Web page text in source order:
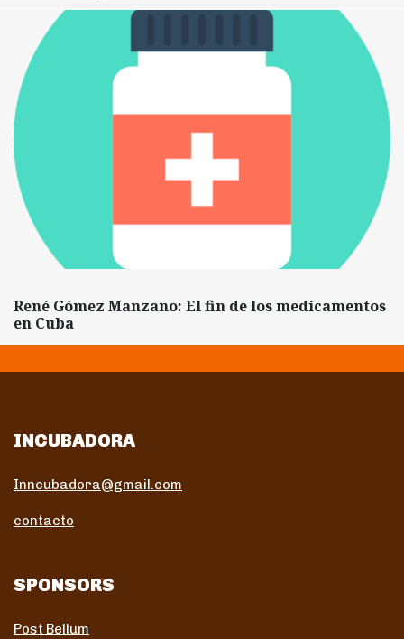
René Gómez Manzano: El fin de los medicamentos
en Cuba
INCUBADORA
Inncubadora@gmail.com
contacto
SPONSORS
Post Bellum